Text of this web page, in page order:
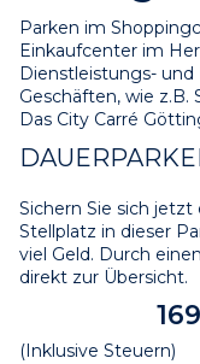
Parken im
Einkaufcenter im
Dienstleistungs- und
Geschäften, wie
Das City Carré
Sichern Sie sich
Stellplatz in dieser
viel Geld. Durch
direkt zur Übersicht.
(Inklusive Steuern)